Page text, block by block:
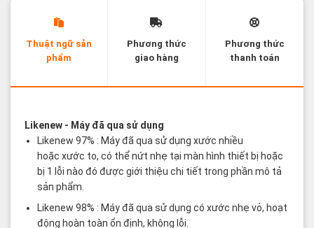
Thuật ngữ sản
phẩm
Phương thức
giao hàng
Phương thức
thanh toán
Likenew- Máy đã qua sử dụng
Likenew 97% : Máy đã qua sử dụng xước nhiều
hoặc xước to, có thể nứt nhẹ tại màn hình thiết bị hoặc
bị 1 lỗi nào đó được giới thiệu chi tiết trong phần mô tả
sản phẩm.
Likenew 98% : Máy đã qua sử dụng có xước nhẹ vỏ, hoạt
động hoàn toàn ổn định, không lỗi.